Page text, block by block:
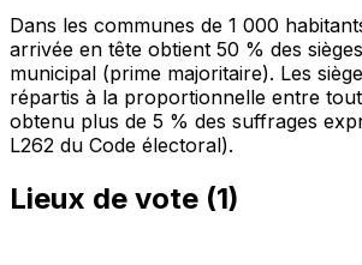
Dans les communes de 1 000
arrivée en tête obtient 50 % des
municipal (prime majoritaire). Les
répartis à la proportionnelle entre
obtenu plus de 5 % des suffrages
L262 du Code électoral).
Lieux de vote (1)